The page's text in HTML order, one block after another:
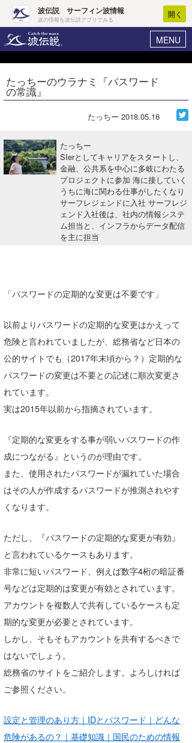
波伝説 サーフィン波情報
波の情報を波伝説アプリでみる
開く
MENU
ヘルプ マイホーム
ログイン
波情報･概況
WAVE HUNTER波予想ツール
サーフィンエリアガイド
たっちーのウラナミ『パスワード
の常識』
たっちー 2018.05.16
たっちー
SIerとしてキャリアをスタートし、
金融、公共系を中心に多岐にわたる
プロジェクトに参加 海に接していく
うちに海に関わる仕事がしたくなり
サーフレジェンドに入社 サーフレジ
ェンド入社後は、社内の情報システ
ム担当と、インフラからデータ配信
を主に担当
「パスワードの定期的な変更は不要です」
以前よりパスワードの定期的な変更はかえって
危険と言われていましたが、総務省など日本の
公的サイトでも（2017年末頃から？）定期的な
パスワードの変更は不要との記述に順次変更さ
れています。
実は2015年以前から指摘されています。
『定期的な変更をする事が弱いパスワードの作
成につながる』というのが理由です。
また、使用されたパスワードが漏れていた場合
はその人が作成するパスワードが推測されやす
くなります。
ただし、『パスワードの定期的な変更が有効』
と言われているケースもあります。
非常に短いパスワード、例えば数字4桁の暗証番
号などは定期的は変更が有効とされています。
アカウントを複数人で共有しているケースも定
期的な変更が必要とされています。
しかし、そもそもアカウントを共有するべきで
はないでしょう。
総務省のサイトをご紹介します。よろしければ
ご参照ください。
設定と管理のあり方｜IDとパスワード｜どんな
危険があるの？｜基礎知識｜国民のための情報
Core Surf Japan
アート＆エンタメ
ショップ情報
伊豆
千葉南
大阪
ルール＆How to
VOTE!
サーファーズ
Core Surf Japan
Naoya Kimoto
mitsuteru Kamio
Yasunari Inoue
Yoshiyuki Obata
arukasvision
CBA Films
メディア
SURFMEDIA
Colors MAGAZINE
WAVAL
波伝説アンバサダー/プロライダー
福島寿実子
中浦“JET”章
嵯峨明日香
田原啓江
波伝説スタッフ
☆加藤
+☆maki☆+
chan-U
波伝説